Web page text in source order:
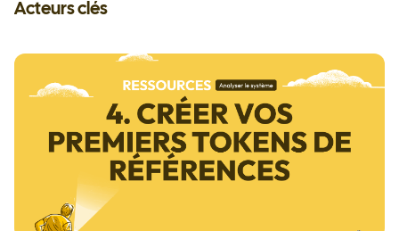
Acteurs clés